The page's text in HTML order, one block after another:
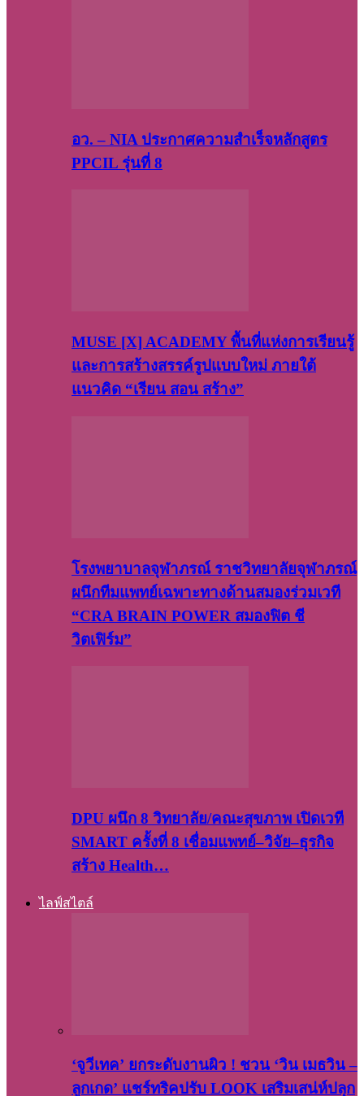
อว. – NIA ประกาศความสำเร็จหลักสูตร
PPCIL รุ่นที่ 8
MUSE [X] ACADEMY พื้นที่แห่งการเรียนรู้
และการสร้างสรรค์รูปแบบใหม่ ภายใต้
แนวคิด “เรียน สอน สร้าง”
โรงพยาบาลจุฬาภรณ์ ราชวิทยาลัยจุฬาภรณ์
ผนึกทีมแพทย์เฉพาะทางด้านสมองร่วมเวที
“CRA BRAIN POWER สมองฟิต ชี
วิตเฟิร์ม”
DPU ผนึก 8 วิทยาลัย/คณะสุขภาพ เปิดเวที
SMART ครั้งที่ 8 เชื่อมแพทย์–วิจัย–ธุรกิจ
สร้าง Health…
ไลฟ์สไตล์
‘จูวีเทค’ ยกระดับงานผิว ! ชวน ‘วิน เมธวิน –
ลูกเกด’ แชร์ทริคปรับ LOOK เสริมเสน่ห์ปลุก